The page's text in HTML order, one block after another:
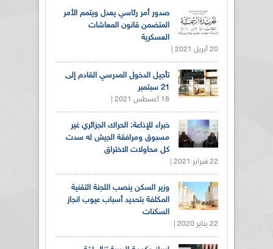
صدور أمر رئاسي يعدل ويتمم الأمر
المتضمن قانون المعاشات
العسكرية
20 أبريل 2021 |
تأجيل الدخول المدرسي القادم إلى
21 سبتمبر
18 أغسطس 2021 |
خبراء للإذاعة: الحراك الجزائري غير
مسبوق ومرافقة الجيش له سدت
كل محاولات الاختراق
22 فبراير 2021 |
وزير السكن ينصب اللجنة التقنية
المكلفة بتحديد أسباب عيوب انجاز
السكنات
22 يناير 2020 |